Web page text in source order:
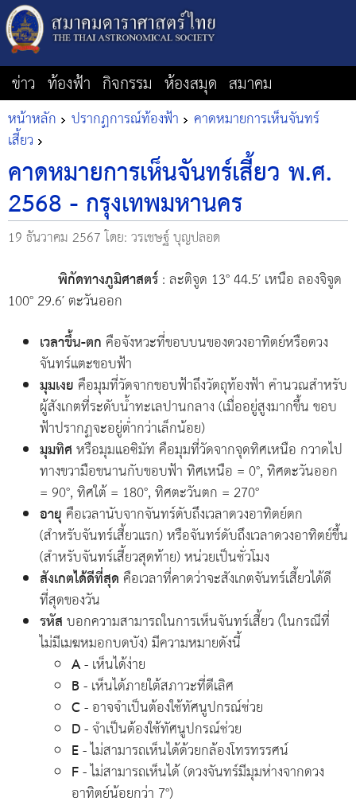
ข่าว ท้องฟ้า กิจกรรม ห้องสมุด สมาคม
หน้าหลัก ปรากฏการณ์ท้องฟ้า คาดหมายการเห็นจันทร์
เสี้ยว
คาดหมายการเห็นจันทร์เสี้ยว พ.ศ.
2568 - กรุงเทพมหานคร
19 ธันวาคม 2567โดย: วรเชษฐ์ บุญปลอด
พิกัดทางภูมิศาสตร์: ละติจูด 13° 44.5′ เหนือ ลองจิจูด
100° 29.6′ ตะวันออก
เวลาขึ้น-ตกคือจังหวะที่ขอบบนของดวงอาทิตย์หรือดวง
จันทร์แตะขอบฟ้า
มุมเงยคือมุมที่วัดจากขอบฟ้าถึงวัตถุท้องฟ้า คำนวณสำหรับ
ผู้สังเกตที่ระดับน้ำทะเลปานกลาง (เมื่ออยู่สูงมากขึ้น ขอบ
ฟ้าปรากฏจะอยู่ต่ำกว่าเล็กน้อย)
มุมทิศหรือมุมแอซิมัท คือมุมที่วัดจากจุดทิศเหนือ กวาดไป
ทางขวามือขนานกับขอบฟ้า ทิศเหนือ = 0°, ทิศตะวันออก
= 90°, ทิศใต้ = 180°, ทิศตะวันตก = 270°
อายุคือเวลานับจากจันทร์ดับถึงเวลาดวงอาทิตย์ตก
(สำหรับจันทร์เสี้ยวแรก) หรือจันทร์ดับถึงเวลาดวงอาทิตย์ขึ้น
(สำหรับจันทร์เสี้ยวสุดท้าย) หน่วยเป็นชั่วโมง
สังเกตได้ดีที่สุดคือเวลาที่คาดว่าจะสังเกตจันทร์เสี้ยวได้ดี
ที่สุดของวัน
รหัสบอกความสามารถในการเห็นจันทร์เสี้ยว (ในกรณีที่
ไม่มีเมฆหมอกบดบัง) มีความหมายดังนี้
A- เห็นได้ง่าย
B- เห็นได้ภายใต้สภาวะที่ดีเลิศ
C- อาจจำเป็นต้องใช้ทัศนูปกรณ์ช่วย
D- จำเป็นต้องใช้ทัศนูปกรณ์ช่วย
E- ไม่สามารถเห็นได้ด้วยกล้องโทรทรรศน์
F- ไม่สามารถเห็นได้ (ดวงจันทร์มีมุมห่างจากดวง
อาทิตย์น้อยกว่า 7°)